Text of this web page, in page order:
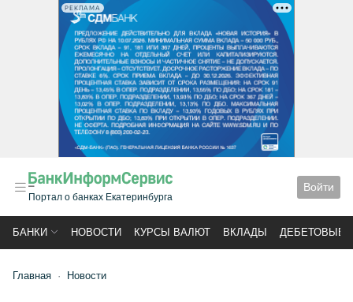
РЕКЛАМА
Портал о банках Екатеринбурга
Войти
БАНКИ НОВОСТИ КУРСЫ ВАЛЮТ ВКЛАДЫ ДЕБЕТОВЫЕ
Главная Новости